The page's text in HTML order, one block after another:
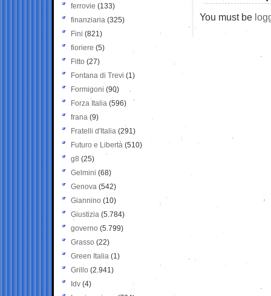
You must be
ferrovie (133)
finanziaria (325)
Fini (821)
fioriere (5)
Fitto (27)
Fontana di Trevi (1)
Formigoni (90)
Forza Italia (596)
frana (9)
Fratelli d'Italia (291)
Futuro e Libertà (510)
g8 (25)
Gelmini (68)
Genova (542)
Giannino (10)
Giustizia (5.784)
governo (5.799)
Grasso (22)
Green Italia (1)
Grillo (2.941)
Idv (4)